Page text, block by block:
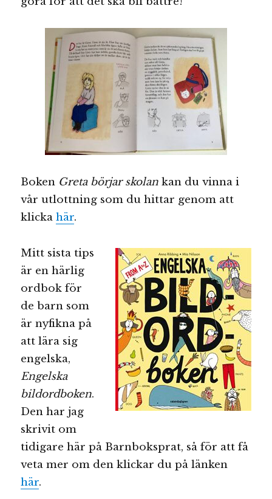
Boken Greta börjar skolan kan du vinna i
vår utlottning som du hittar genom att
klickahär.
Mitt sista tips
är en härlig
ordbok för
de barn som
är nyfikna på
att lära sig
engelska,
Engelska
bildordboken.
Den har jag
skrivit om
tidigare här på Barnboksprat, så för att få
veta mer om den klickar du på länken
här.